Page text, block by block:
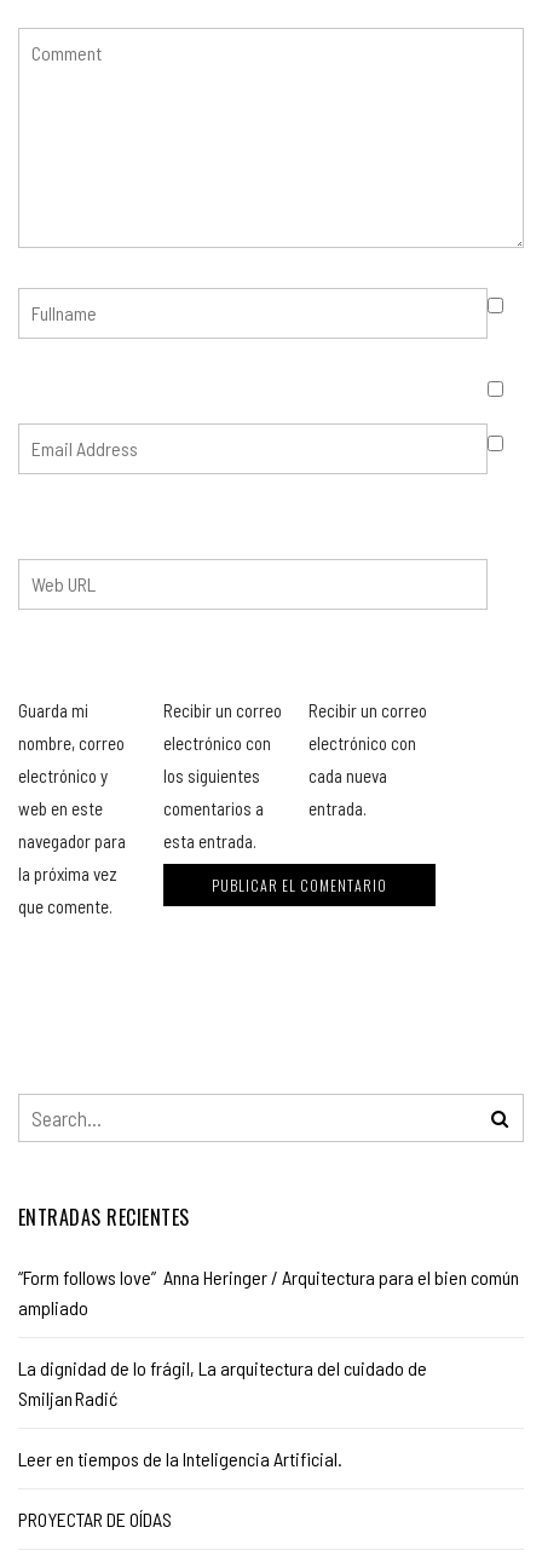
Guarda mi
nombre, correo
electrónico y
web en este
navegador para
la próxima vez
que comente.
Recibir un correo
electrónico con
los siguientes
comentarios a
esta entrada.
Recibir un correo
electrónico con
cada nueva
entrada.
ENTRADAS RECIENTES
“Form follows love” Anna Heringer / Arquitectura para el bien común
ampliado
La dignidad de lo frágil, La arquitectura del cuidado de
Smiljan Radić
Leer en tiempos de la Inteligencia Artificial.
PROYECTAR DE OÍDAS